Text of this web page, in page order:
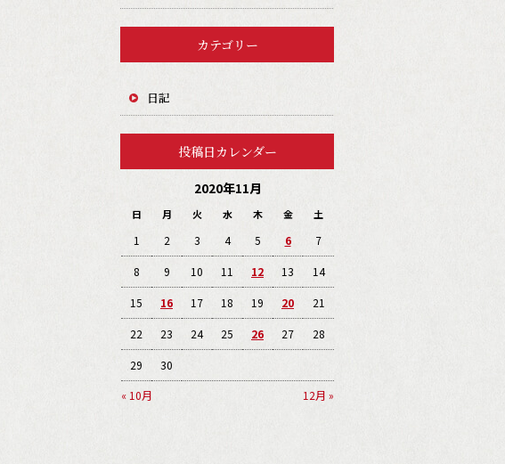
カテゴリー
日記
投稿日カレンダー
2020年11月
日 月 火 水 木 金 土
« 10月 12月 »
1 2 3 4 5 6 7
8 9 10 11 12 13 14
15 16 17 18 19 20 21
22 23 24 25 26 27 28
29 30